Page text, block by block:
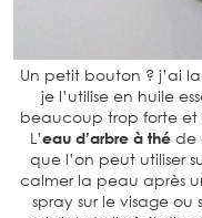
Un petit bouton ? j’ai
je l’utilise en huile
beaucoup trop forte et
L’eau d’arbre à thé de
que l’on peut utiliser
calmer la peau après
spray sur le visage